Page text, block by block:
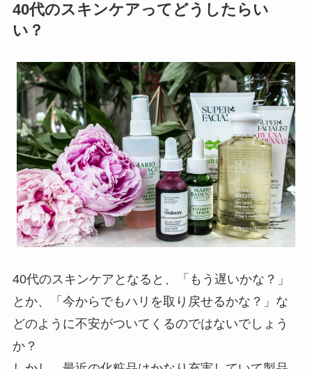
40代のスキンケアってどうしたらい
い？
40代のスキンケアとなると、「もう遅いかな？」
とか、「今からでもハリを取り戻せるかな？」な
どのように不安がついてくるのではないでしょう
か？